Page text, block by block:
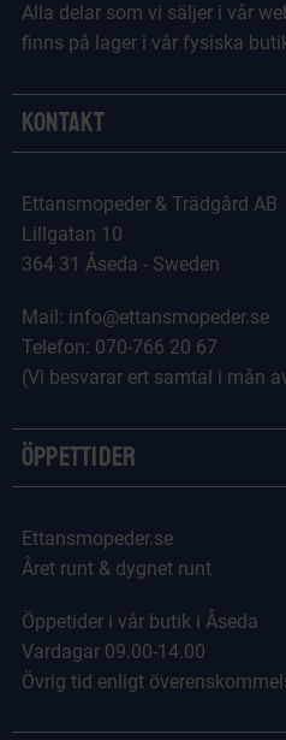
Alla delar som vi säljer i vår
finns på lager i vår fysiska
Kontakt
Ettansmopeder & Trädgård AB
Lillgatan 10
364 31 Åseda - Sweden
Mail: info@ettansmopeder.se
Telefon: 070-766 20 67
(Vi besvarar ert samtal i mån
Öppettider
Ettansmopeder.se
Året runt & dygnet runt
Öppetider i vår butik i Åseda
Vardagar 09.00-14.00
Övrig tid enligt